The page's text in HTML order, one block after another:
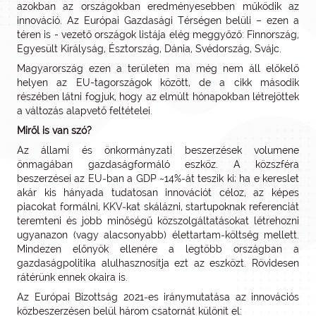
azokban az országokban eredményesebben működik az
innováció. Az Európai Gazdasági Térségen belüli – ezen a
téren is - vezető országok listája elég meggyőző: Finnország,
Egyesült Királyság, Észtország, Dánia, Svédország, Svájc.
Magyarország ezen a területen ma még nem áll előkelő
helyen az EU-tagországok között, de a cikk második
részében látni fogjuk, hogy az elmúlt hónapokban létrejöttek
a változás alapvető feltételei.
Miről is van szó?
Az állami és önkormányzati beszerzések volumene
önmagában gazdaságformáló eszköz. A közszféra
beszerzései az EU‑ban a GDP ~14%‑át teszik ki; ha e kereslet
akár kis hányada tudatosan innovációt céloz, az képes
piacokat formálni, KKV‑kat skálázni, startupoknak referenciát
teremteni és jobb minőségű közszolgáltatásokat létrehozni
ugyanazon (vagy alacsonyabb) élettartam‑költség mellett.
Mindezen előnyök ellenére a legtöbb országban a
gazdaságpolitika alulhasznosítja ezt az eszközt. Rövidesen
rátérünk ennek okaira is.
Az Európai Bizottság 2021‑es iránymutatása az innovációs
közbeszerzésen belül három csatornát különít el: